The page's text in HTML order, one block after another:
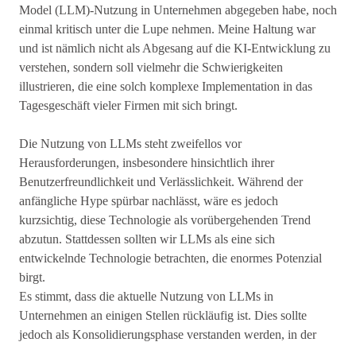
Model (LLM)-Nutzung in Unternehmen abgegeben habe, noch
einmal kritisch unter die Lupe nehmen. Meine Haltung war
und ist nämlich nicht als Abgesang auf die KI-Entwicklung zu
verstehen, sondern soll vielmehr die Schwierigkeiten
illustrieren, die eine solch komplexe Implementation in das
Tagesgeschäft vieler Firmen mit sich bringt.
Die Nutzung von LLMs steht zweifellos vor
Herausforderungen, insbesondere hinsichtlich ihrer
Benutzerfreundlichkeit und Verlässlichkeit. Während der
anfängliche Hype spürbar nachlässt, wäre es jedoch
kurzsichtig, diese Technologie als vorübergehenden Trend
abzutun. Stattdessen sollten wir LLMs als eine sich
entwickelnde Technologie betrachten, die enormes Potenzial
birgt.
Es stimmt, dass die aktuelle Nutzung von LLMs in
Unternehmen an einigen Stellen rückläufig ist. Dies sollte
jedoch als Konsolidierungsphase verstanden werden, in der